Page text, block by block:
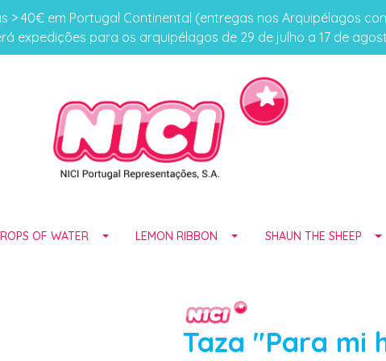
> 40€ em Portugal Continental (entregas nos Arquipélagos
expedições para os arquipélagos de 29 de julho a 17 de
OF WATER LEMON RIBBON SHAUN THE SHEEP
Taza "Para mi